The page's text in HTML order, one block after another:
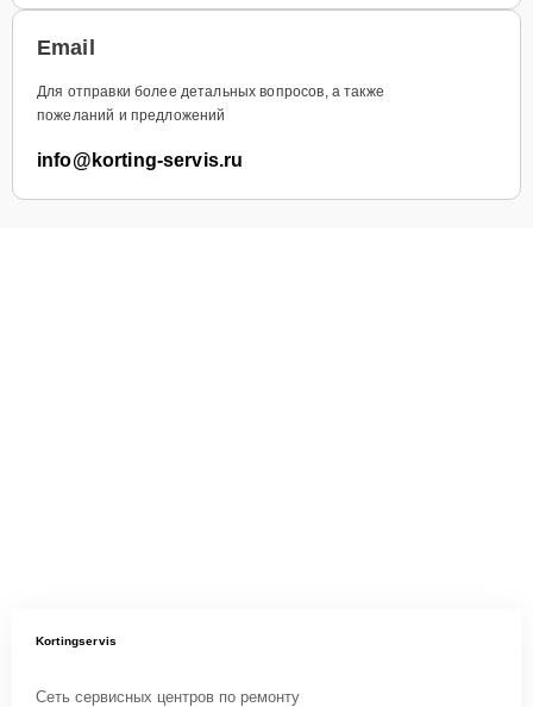
Email
Для отправки более детальных вопросов, а также
пожеланий и предложений
info@korting-servis.ru
Kortingservis
Сеть сервисных центров по ремонту